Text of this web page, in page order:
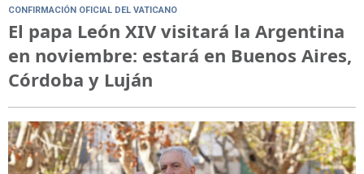
CONFIRMACIÓN OFICIAL DEL VATICANO
El papa León XIV visitará la Argentina
en noviembre: estará en Buenos Aires,
Córdoba y Luján